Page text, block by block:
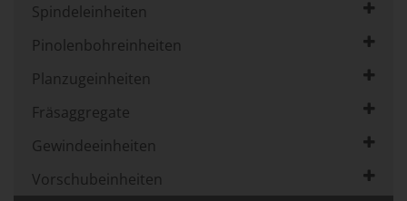
Spindeleinheiten
Pinolenbohreinheiten
Planzugeinheiten
Fräsaggregate
Gewindeeinheiten
Vorschubeinheiten